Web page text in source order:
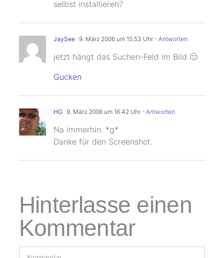
selbst installieren?
JaySee 9. März 2006 um 15:53 Uhr- Antworten
jetzt hängt das Suchen-Feld im Bild 🙁
Gucken
HG 9. März 2006 um 16:42 Uhr- Antworten
Na immerhin. *g*
Danke für den Screenshot.
Hinterlasse einen
Kommentar
Kommentar